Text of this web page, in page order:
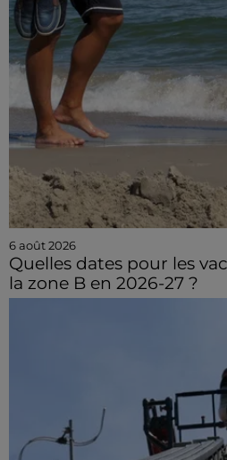
6 août 2026
Quelles dates pour les
la zone B en 2026-27 ?